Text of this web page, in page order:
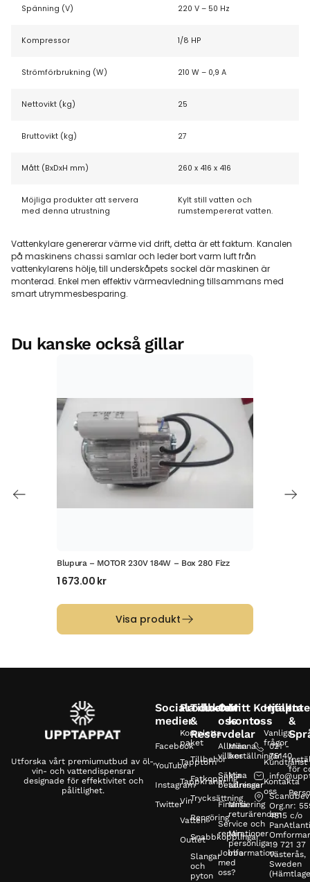
Spänning (V) 220 V – 50 Hz
Kompressor 1/8 HP
Strömförbrukning (W) 210 W – 0,9 A
Nettovikt (kg) 25
Bruttovikt (kg) 27
Mått (BxDxH mm) 260 x 416 x 416
Möjliga produkter att servera
med denna utrustning
Kylt still vatten och
rumstempererat vatten.
Vattenkylare genererar värme vid drift, detta är ett faktum. Kanalen
på maskinens chassi samlar och leder bort varm luft från
vattenkylarens hölje, till underskåpets sockel där maskinen är
monterad. Enkel men effektiv värmeavledning tillsammans med
smart utrymmesbesparing.
Du kanske också gillar
Blupura – MOTOR 230V 184W – Box 280 Fizz
1 673.00 kr
Visa produkt
Utforska vårt premiumutbud av öl-,
vin- och vattendispensrar
designade för effektivitet och
pålitlighet.
Sociala
medier
Facebook
YouTube
Instagram
Twitter
Produkter
Kompletta
paket
Tapptorn
Tappkranar
Vin
Vatten
Outlet
Tillbehör
&
Reservdelar
Tillbehör
Fatkoppling
Trycksättning
Rengöring
Snabbkopplingar
Slangar
och
pyton
Om
oss
Allmänna
villkor
Säkra
betalningar
Finansiering
Service och
reparationer
Jobba
med
oss?
Mitt
konto
Mina
beställningar
Mina
adresser
Mina
returärenden
Min
personliga
information
Kontakta
oss
021 -
75140
Scandbev
Org.nr:
4815 c/o
19 721 37
Västerås,
Sweden
Hjälp
Vanliga
frågor
Kundtjänst
Kontakta
oss
&
för